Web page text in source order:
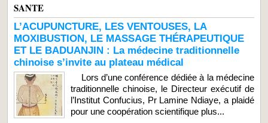
SANTE
L’ACUPUNCTURE, LES VENTOUSES, LA
MOXIBUSTION, LE MASSAGE THÉRAPEUTIQUE
ET LE BADUANJIN : La médecine traditionnelle
chinoise s’invite au plateau médical
Lors d’une conférence dédiée à la médecine
traditionnelle chinoise, le Directeur exécutif de
l’Institut Confucius, Pr Lamine Ndiaye, a plaidé
pour une coopération scientifique plus...